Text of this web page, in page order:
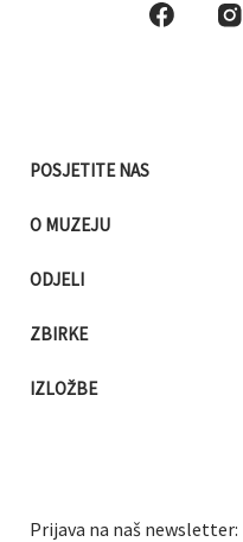
POSJETITE NAS
O MUZEJU
ODJELI
ZBIRKE
IZLOŽBE
Prijava na naš newsletter: